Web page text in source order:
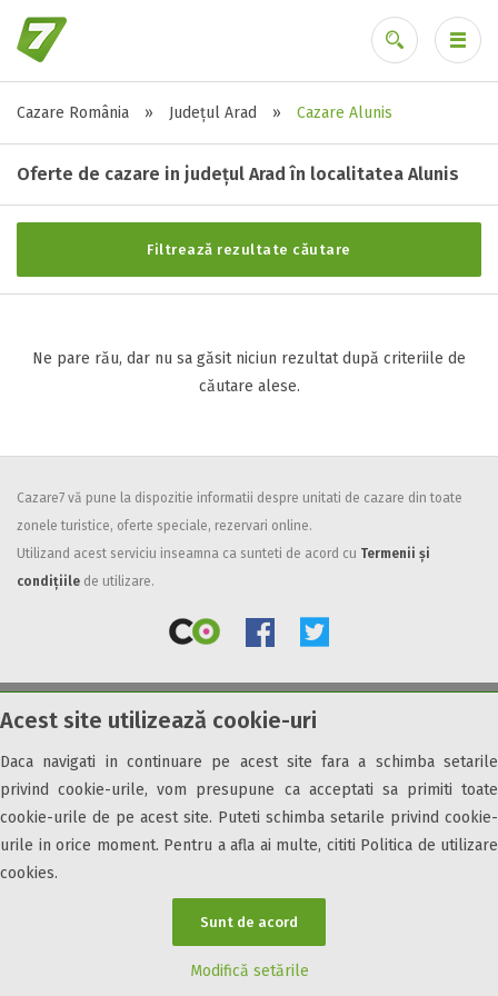
Acest site utilizează cookie-uri
Daca navigati in continuare pe acest site fara a schimba setarile
privind cookie-urile, vom presupune ca acceptati sa primiti toate
cookie-urile de pe acest site. Puteti schimba setarile privind cookie-
urile in orice moment. Pentru a afla ai multe, cititi Politica de utilizare
cookies.
Sunt de acord
Modifică setările
Cazare România » Județul Arad » Cazare Alunis
Oferte de cazare in județul Arad în localitatea Alunis
Filtrează rezultate căutare
Stele / margarete
Neclasificat
2 stele / margarete
3 stele / margarete
Facilități
Internet wireless
All inclusive
Pensiune completa
Demipensiune
Mic dejun
Accepta animale
Accepta voucher vacanta
Acces persoane cu dizabilități
Ne pare rău, dar nu sa găsit niciun rezultat după criteriile de
căutare alese.
Cazare7 vă pune la dispozitie informatii despre unitati de cazare din toate
zonele turistice, oferte speciale, rezervari online.
Utilizand acest serviciu inseamna ca sunteti de acord cu Termenii și
condițiile de utilizare.
© 2026 Cazare7. Toate drepturile rezervate.
Obiective turistice Informații utile Parteneri Cazare7 Harta Cazare7